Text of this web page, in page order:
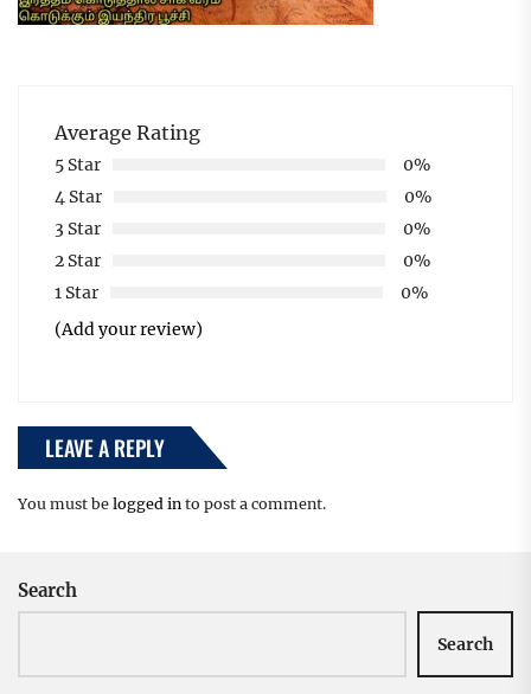
Average Rating
5 Star
0%
4 Star
0%
3 Star
0%
2 Star
0%
1 Star
0%
(Add your review)
LEAVE A REPLY
You must be logged in to post a comment.
Search
Search